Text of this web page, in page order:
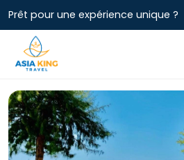
Prêt pour une expérience unique ?